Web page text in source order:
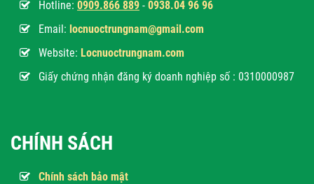
Hotline: 0909.866 889 - 0938.04 96 96
Email: locnuoctrungnam@gmail.com
Website: Locnuoctrungnam.com
Giấy chứng nhận đăng ký doanh nghiệp số : 0310000987
CHÍNH SÁCH
Chính sách bảo mật